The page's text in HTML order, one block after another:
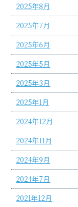
2025年8月
2025年7月
2025年6月
2025年5月
2025年3月
2025年1月
2024年12月
2024年11月
2024年9月
2024年7月
2021年12月